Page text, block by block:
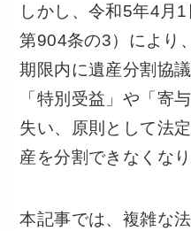
しかし、令和5年4月
第904条の3）により
期限内に遺産分割協
「特別受益」や「寄
失い、原則として法
産を分割できなくなり
本記事では、複雑な